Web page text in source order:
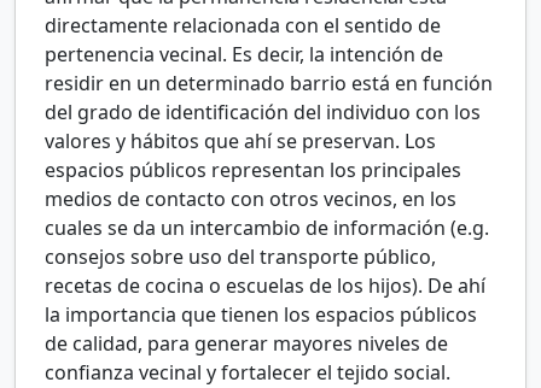
directamente relacionada con el sentido de
pertenencia vecinal. Es decir, la intención de
residir en un determinado barrio está en función
del grado de identificación del individuo con los
valores y hábitos que ahí se preservan. Los
espacios públicos representan los principales
medios de contacto con otros vecinos, en los
cuales se da un intercambio de información (e.g.
consejos sobre uso del transporte público,
recetas de cocina o escuelas de los hijos). De ahí
la importancia que tienen los espacios públicos
de calidad, para generar mayores niveles de
confianza vecinal y fortalecer el tejido social.